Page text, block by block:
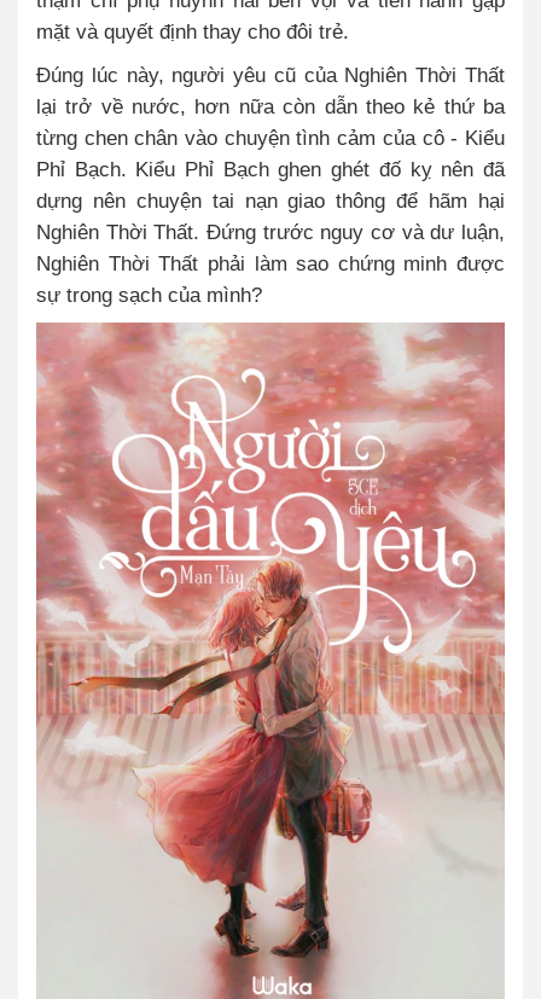
mặt và quyết định thay cho đôi trẻ.
Đúng lúc này, người yêu cũ của Nghiên Thời Thất
lại trở về nước, hơn nữa còn dẫn theo kẻ thứ ba
từng chen chân vào chuyện tình cảm của cô - Kiểu
Phỉ Bạch. Kiểu Phỉ Bạch ghen ghét đố kỵ nên đã
dựng nên chuyện tai nạn giao thông để hãm hại
Nghiên Thời Thất. Đứng trước nguy cơ và dư luận,
Nghiên Thời Thất phải làm sao chứng minh được
sự trong sạch của mình?